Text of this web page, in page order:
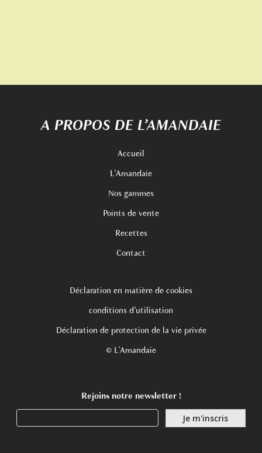
A PROPOS DE L’AMANDAIE
Accueil
L’Amandaie
Nos gammes
Points de vente
Recettes
Contact
Déclaration en matière de cookies
conditions d’utilisation
Déclaration de protection de la vie privée
© L'Amandaie
Rejoins notre newsletter !